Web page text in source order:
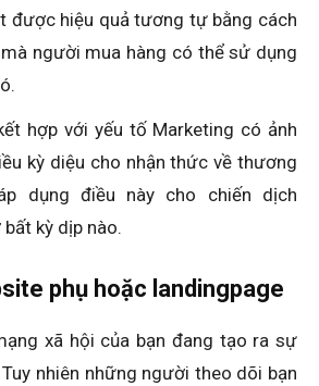
được hiệu quả tương tự bằng cách
người mua hàng có thể sử dụng
hợp với yếu tố Marketing có ảnh
kỳ diệu cho nhận thức về thương
dụng điều này cho chiến dịch
kỳ dịp nào.
phụ hoặc landingpage
xã hội của bạn đang tạo ra sự
nhiên những người theo dõi bạn